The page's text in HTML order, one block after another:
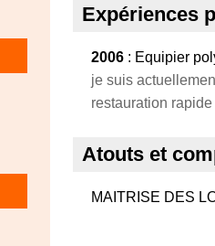
Expériences
2006 : Equipier
je suis
restauration rapide
Atouts et
MAITRISE DES